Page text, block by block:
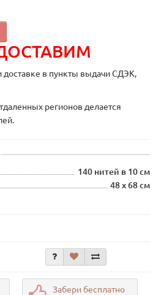
доставке в пункты выдачи СДЭК,
регионов делается
140 нитей в 10 см
48 х 68 см
Забери бесплатно